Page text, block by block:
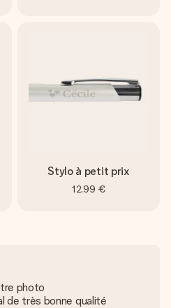
Stylo à petit prix
12,99 €
photo
de très bonne qualité